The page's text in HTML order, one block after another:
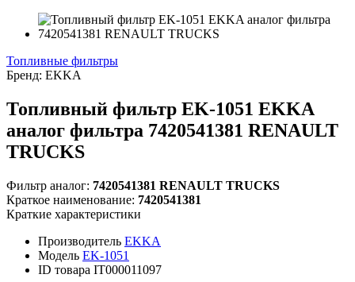
Топливные фильтры
Бренд: EKKA
Топливный фильтр EK-1051 EKKA
аналог фильтра 7420541381 RENAULT
TRUCKS
Фильтр аналог: 7420541381 RENAULT TRUCKS
Краткое наименование: 7420541381
Краткие характеристики
Производитель EKKA
Модель EK-1051
ID товара IT000011097